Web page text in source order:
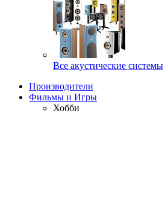
Все акустические системы
Производители
Фильмы и Игры
Хобби